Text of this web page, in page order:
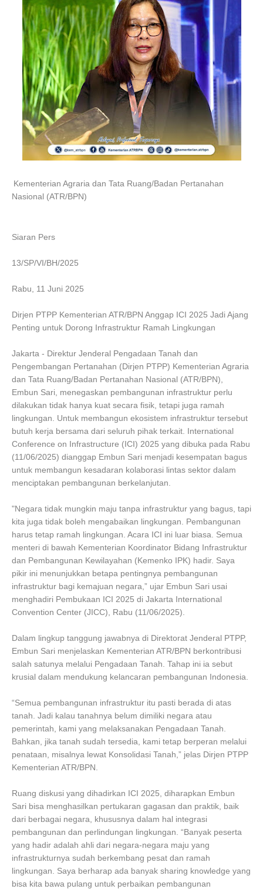
Kementerian Agraria dan Tata Ruang/Badan Pertanahan
Nasional (ATR/BPN)
Siaran Pers
13/SP/VI/BH/2025
Rabu, 11 Juni 2025
Dirjen PTPP Kementerian ATR/BPN Anggap ICI 2025 Jadi Ajang
Penting untuk Dorong Infrastruktur Ramah Lingkungan
Jakarta - Direktur Jenderal Pengadaan Tanah dan
Pengembangan Pertanahan (Dirjen PTPP) Kementerian Agraria
dan Tata Ruang/Badan Pertanahan Nasional (ATR/BPN),
Embun Sari, menegaskan pembangunan infrastruktur perlu
dilakukan tidak hanya kuat secara fisik, tetapi juga ramah
lingkungan. Untuk membangun ekosistem infrastruktur tersebut
butuh kerja bersama dari seluruh pihak terkait. International
Conference on Infrastructure (ICI) 2025 yang dibuka pada Rabu
(11/06/2025) dianggap Embun Sari menjadi kesempatan bagus
untuk membangun kesadaran kolaborasi lintas sektor dalam
menciptakan pembangunan berkelanjutan.
"Negara tidak mungkin maju tanpa infrastruktur yang bagus, tapi
kita juga tidak boleh mengabaikan lingkungan. Pembangunan
harus tetap ramah lingkungan. Acara ICI ini luar biasa. Semua
menteri di bawah Kementerian Koordinator Bidang Infrastruktur
dan Pembangunan Kewilayahan (Kemenko IPK) hadir. Saya
pikir ini menunjukkan betapa pentingnya pembangunan
infrastruktur bagi kemajuan negara,” ujar Embun Sari usai
menghadiri Pembukaan ICI 2025 di Jakarta International
Convention Center (JICC), Rabu (11/06/2025).
Dalam lingkup tanggung jawabnya di Direktorat Jenderal PTPP,
Embun Sari menjelaskan Kementerian ATR/BPN berkontribusi
salah satunya melalui Pengadaan Tanah. Tahap ini ia sebut
krusial dalam mendukung kelancaran pembangunan Indonesia.
“Semua pembangunan infrastruktur itu pasti berada di atas
tanah. Jadi kalau tanahnya belum dimiliki negara atau
pemerintah, kami yang melaksanakan Pengadaan Tanah.
Bahkan, jika tanah sudah tersedia, kami tetap berperan melalui
penataan, misalnya lewat Konsolidasi Tanah,” jelas Dirjen PTPP
Kementerian ATR/BPN.
Ruang diskusi yang dihadirkan ICI 2025, diharapkan Embun
Sari bisa menghasilkan pertukaran gagasan dan praktik, baik
dari berbagai negara, khususnya dalam hal integrasi
pembangunan dan perlindungan lingkungan. “Banyak peserta
yang hadir adalah ahli dari negara-negara maju yang
infrastrukturnya sudah berkembang pesat dan ramah
lingkungan. Saya berharap ada banyak sharing knowledge yang
bisa kita bawa pulang untuk perbaikan pembangunan